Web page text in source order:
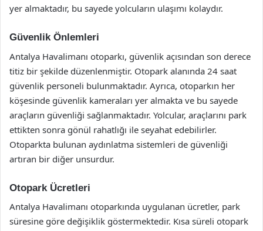
yer almaktadır, bu sayede yolcuların ulaşımı kolaydır.
Güvenlik Önlemleri
Antalya Havalimanı otoparkı, güvenlik açısından son derece
titiz bir şekilde düzenlenmiştir. Otopark alanında 24 saat
güvenlik personeli bulunmaktadır. Ayrıca, otoparkın her
köşesinde güvenlik kameraları yer almakta ve bu sayede
araçların güvenliği sağlanmaktadır. Yolcular, araçlarını park
ettikten sonra gönül rahatlığı ile seyahat edebilirler.
Otoparkta bulunan aydınlatma sistemleri de güvenliği
artıran bir diğer unsurdur.
Otopark Ücretleri
Antalya Havalimanı otoparkında uygulanan ücretler, park
süresine göre değişiklik göstermektedir. Kısa süreli otopark